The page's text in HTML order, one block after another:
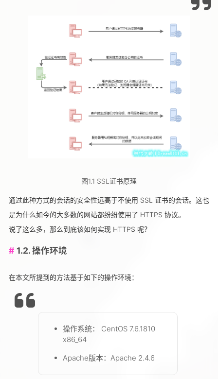
图1.1 SSL证书原理
通过此种方式的会话的安全性远高于不使用 SSL 证书的会话。这也
是为什么如今的大多数的网站都纷纷使用了 HTTPS 协议。
说了这么多，那么到底该如何实现 HTTPS 呢？
1.2. 操作环境
在本文所提到的方法基于如下的操作环境：
操作系统： CentOS 7.6.1810
x86_64
Apache版本：Apache 2.4.6